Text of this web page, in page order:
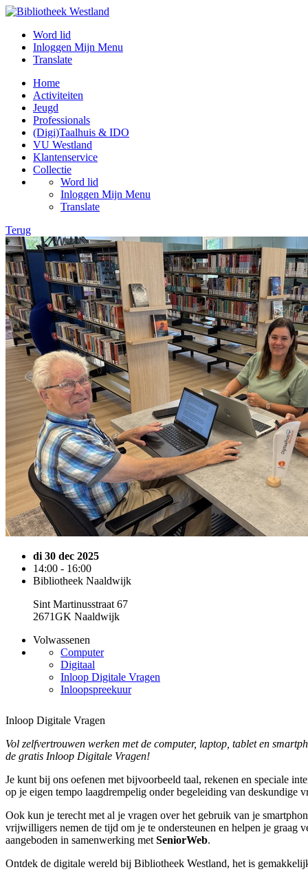
Word lid
Inloggen Mijn Menu
Translate
Home
Activiteiten
Jeugd
Professionals
(Digi)Taalhuis & IDO
VU Westland
Klantenservice
Collectie
Word lid
Inloggen Mijn Menu
Translate
Terug
di 30 dec 2025
14:00 - 16:00
Bibliotheek Naaldwijk
Sint Martinusstraat 67
2671GK Naaldwijk
Volwassenen
Computer
Digitaal
Inloop Digitale Vragen
Inloopspreekuur
Inloop Digitale Vragen
Vol zelfvertrouwen werken met de computer, laptop, tablet en
de gratis Inloop Digitale Vragen!
Je kunt bij ons oefenen met bijvoorbeeld taal, rekenen en speciale
op je eigen tempo laagdrempelig onder begeleiding van deskundige
Ook kun je terecht met al je vragen over het gebruik van je
vrijwilligers nemen de tijd om je te ondersteunen en helpen je graag
aangeboden in samenwerking met SeniorWeb.
Ontdek de digitale wereld bij Bibliotheek Westland, het is